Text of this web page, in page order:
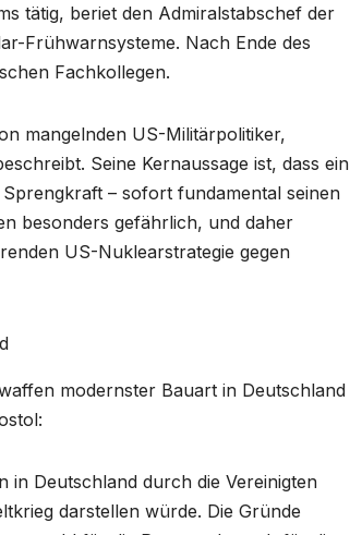
tätig, beriet den Admiralstabschef der
Frühwarnsysteme. Nach Ende des
Fachkollegen.
mangelnden US-Militärpolitiker,
Seine Kernaussage ist, dass ein
– sofort fundamental seinen
besonders gefährlich, und daher
US-Nuklearstrategie gegen
modernster Bauart in Deutschland
in Deutschland durch die Vereinigten
darstellen würde. Die Gründe